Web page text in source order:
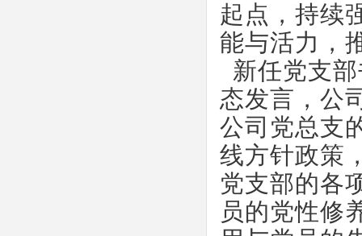
起点，持续
能与活力，
新任党支
态发言，公
公司党总支
线方针政策
党支部的各
员的党性修